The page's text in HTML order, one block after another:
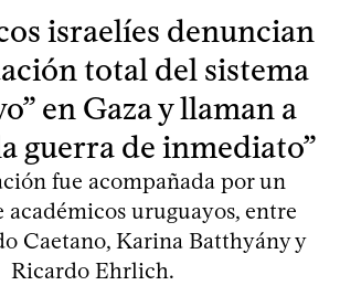
israelíes denuncian
total del sistema
en Gaza y llaman a
guerra de inmediato”
fue acompañada por un
académicos uruguayos, entre
Caetano, Karina Batthyány y
Ricardo Ehrlich.